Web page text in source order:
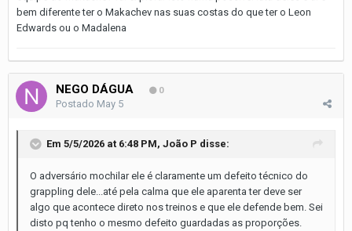
bem diferente ter o Makachev nas suas costas do que ter o Leon
Edwards ou o Madalena
NEGO DÁGUA 0
Postado May 5
Em 5/5/2026 at 6:48 PM, João P disse:
O adversário mochilar ele é claramente um defeito técnico do
grappling dele...até pela calma que ele aparenta ter deve ser
algo que acontece direto nos treinos e que ele defende bem. Sei
disto pq tenho o mesmo defeito guardadas as proporções.